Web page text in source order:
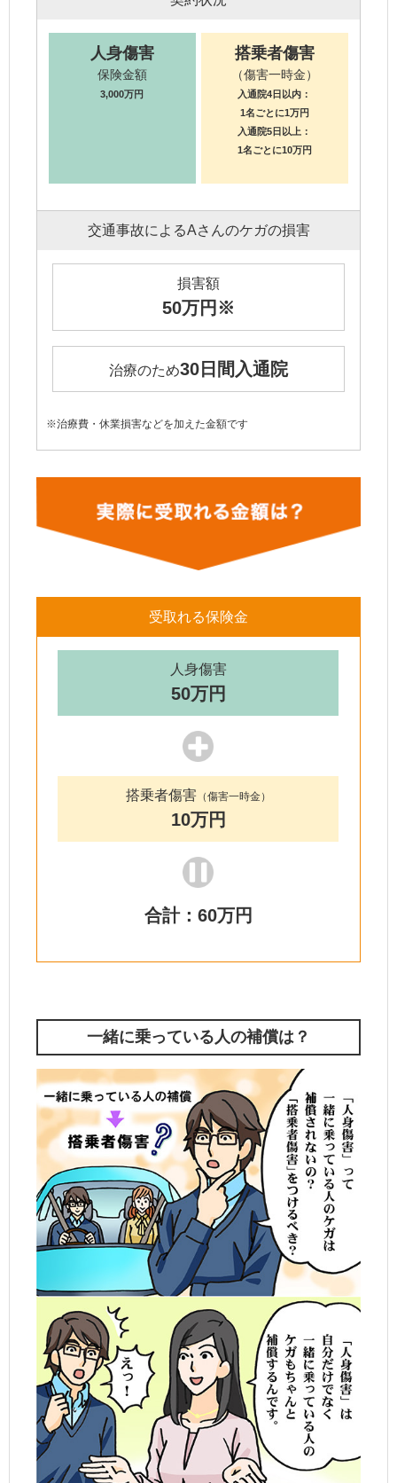
人身傷害
保険金額
3,000万円
搭乗者傷害
（傷害一時金）
入通院4日以内：
1名ごとに1万円
入通院5日以上：
1名ごとに10万円
交通事故によるAさんのケガの損害
損害額
50万円※
治療のため30日間入通院
※治療費・休業損害などを加えた金額です
受取れる保険金
人身傷害
50万円
搭乗者傷害（傷害一時金）
10万円
合計：60万円
一緒に乗っている人の補償は？